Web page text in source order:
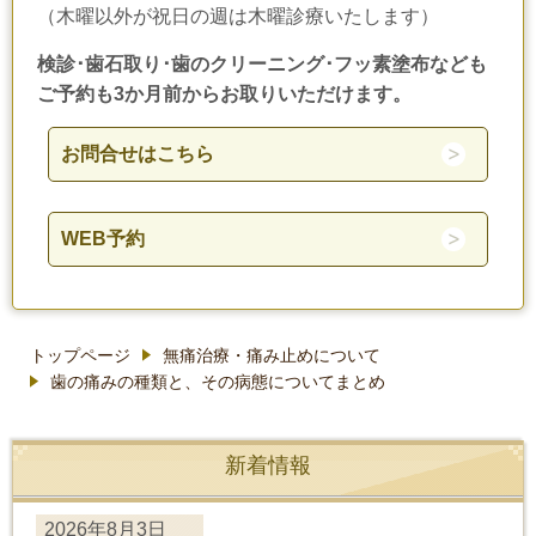
（木曜以外が祝日の週は木曜診療いたします）
検診･歯石取り･歯のクリーニング･フッ素塗布なども
ご予約も3か月前からお取りいただけます。
お問合せはこちら
WEB予約
トップページ
無痛治療・痛み止めについて
歯の痛みの種類と、その病態についてまとめ
新着情報
2026年8月3日